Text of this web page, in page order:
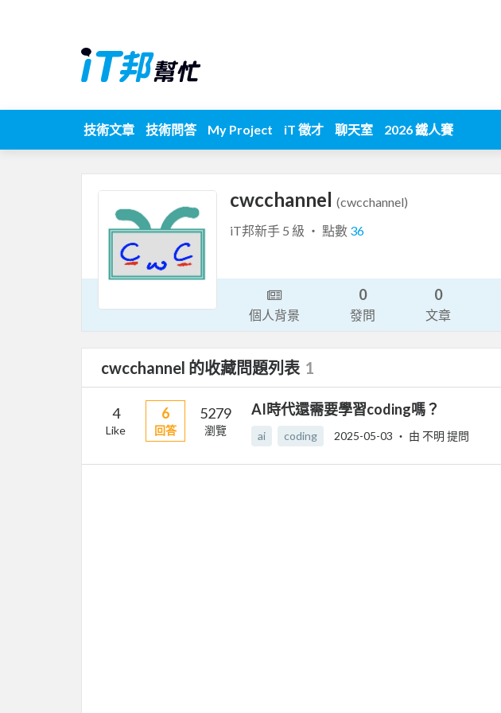
技術文章 技術問答 My Project iT 徵才 聊天室 2026 鐵人賽
cwcchannel (cwcchannel)
iT邦新手 5 級 ‧ 點數 36
個人背景
0
發問
0
文章
cwcchannel 的收藏問題列表 1
4
Like
6
回答
5279
瀏覽
AI時代還需要學習coding嗎？
ai coding 2025-05-03 ‧ 由 不明 提問